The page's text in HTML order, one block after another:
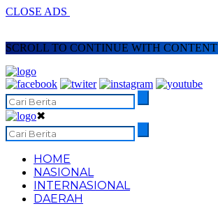
CLOSE ADS
SCROLL TO CONTINUE WITH CONTENT
✖
HOME
NASIONAL
INTERNASIONAL
DAERAH